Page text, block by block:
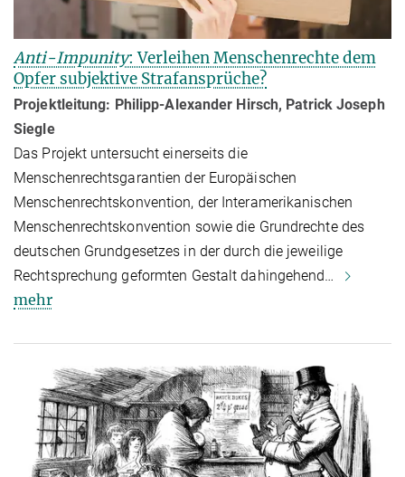
Anti-Impunity: Verleihen Menschenrechte dem
Opfer subjektive Strafansprüche?
Projektleitung: Philipp-Alexander Hirsch, Patrick Joseph
Siegle
Das Projekt untersucht einerseits die
Menschenrechtsgarantien der Euro­pä­i­schen
Menschenrechtskonvention, der Interamerikanischen
Menschen­rechts­kon­ven­tion sowie die Grundrechte des
deutschen Grundgesetzes in der durch die jeweilige
Rechtsprechung geformten Gestalt dahingehend…
mehr